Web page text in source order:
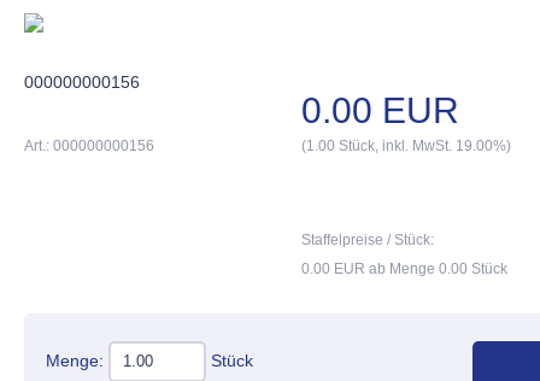
000000000156
0.00 EUR
Art.: 000000000156 (1.00 Stück, inkl. MwSt. 19.00%)
Staffelpreise / Stück:
0.00 EUR ab Menge 0.00 Stück
Menge: Stück